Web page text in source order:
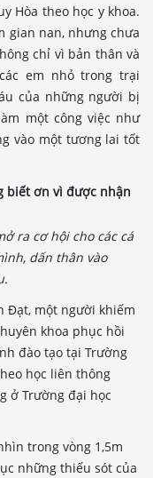
Hòa theo học y khoa.
gian nan, nhưng chưa
chỉ vì bản thân và
em nhỏ trong trại
của những người bị
một công việc như
vào một tương lai tốt
ra cơ hội cho các cá
dấn thân vào
Đạt, một người khiếm
khoa phục hồi
đào tạo tại Trường
học liên thông
ở Trường đại học
trong vòng 1,5m
những thiếu sót của